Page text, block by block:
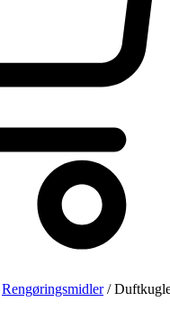
Rengøringsmidler/